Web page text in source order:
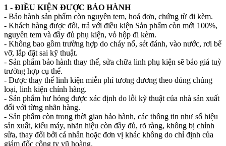
1 - ĐIỀU KIỆN ĐƯỢC BẢO HÀNH
- Bảo hành sản phẩm còn nguyên tem, hoá đơn, chứng từ đi kèm.
- Khách hàng được đổi, trả với điều kiện Sản phẩm còn mới 100%,
nguyên tem và đầy đủ phụ kiện, vỏ hộp đi kèm.
- Không bao gồm trường hợp do cháy nổ, sét đánh, vào nước, rơi bể
vỡ, lắp đặt sai kỹ thuật.
- Sản phẩm bảo hành thay thế, sửa chữa linh phụ kiện sẽ báo giá tuỳ
trường hợp cụ thể.
- Được thay thế linh kiện miễn phí tương đương theo đúng chủng
loại, linh kiện chính hãng.
- Sản phẩm hư hỏng được xác định do lỗi kỹ thuật của nhà sản xuất
đối với từng nhãn hàng.
- Sản phẩm còn trong thời gian bảo hành, các thông tin như số hiệu
sản xuất, kiểu máy, nhãn hiệu còn đầy đủ, rõ ràng, không bị chỉnh
sửa, thay đổi bởi cá nhân hoặc đơn vị khác không do chỉ định của
giám đốc công ty vũ hoàng.